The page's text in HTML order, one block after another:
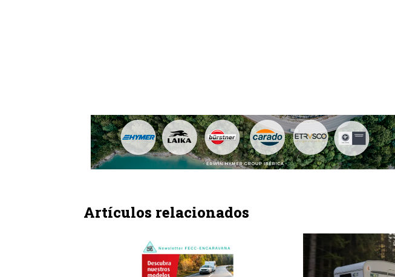
Artículos relacionados